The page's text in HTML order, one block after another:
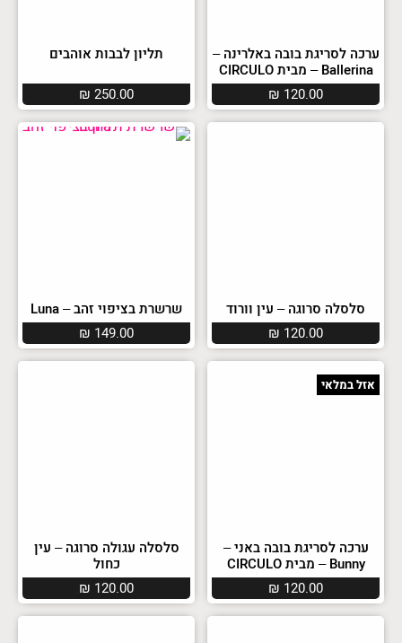
ערכה לסריגת בובה באלרינה –
Ballerina – מבית CIRCULO
₪ 120.00
תליון לבבות אוהבים
₪ 250.00
סלסלה סרוגה – עין וורוד
₪ 120.00
שרשרת בציפוי זהב – Luna
₪ 149.00
אזל במלאי
ערכה לסריגת בובה באני –
Bunny – מבית CIRCULO
₪ 120.00
סלסלה עגולה סרוגה – עין
כחול
₪ 120.00